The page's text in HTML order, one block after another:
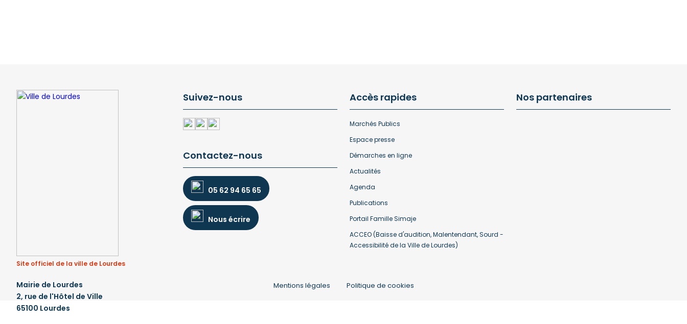
Site officiel de la ville de Lourdes
Mairie de Lourdes
2, rue de l'Hôtel de Ville
65100 Lourdes
Suivez-nous
Contactez-nous
05 62 94 65 65
Nous écrire
Accès rapides
Marchés Publics
Espace presse
Démarches en ligne
Actualités
Agenda
Publications
Portail Famille Simaje
ACCEO (Baisse d'audition, Malentendant, Sourd -
Accessibilité de la Ville de Lourdes)
Nos partenaires
Mentions légales Politique de cookies